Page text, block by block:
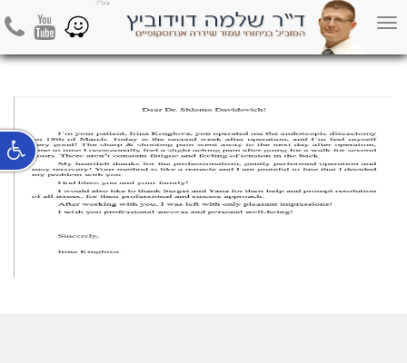
Toggle
navigation
Youtube Waze
קרוגלובה